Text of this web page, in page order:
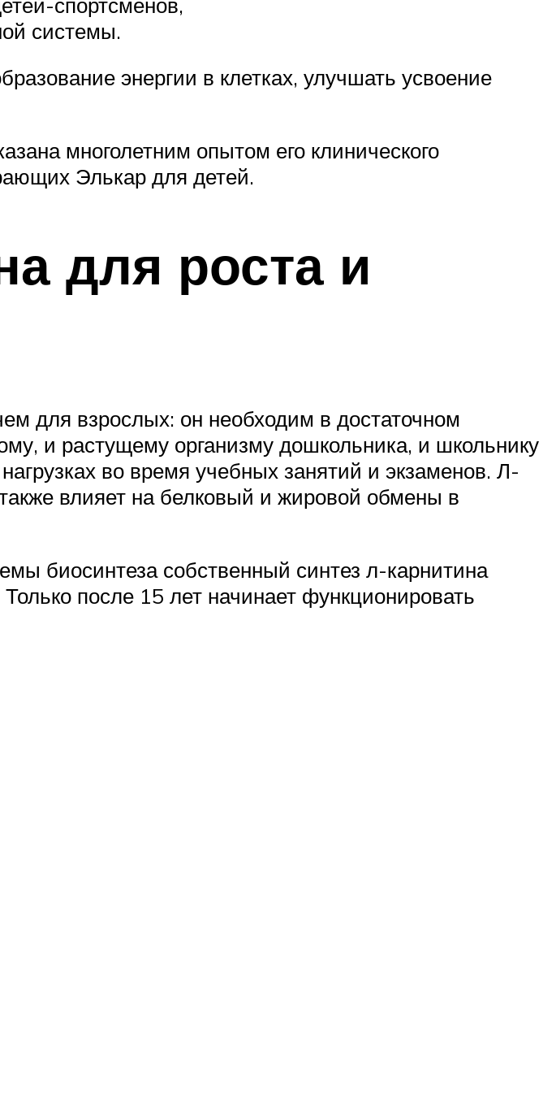
системы.
энергии в клетках, улучшать усвоение
многолетним опытом его клинического
Элькар для детей.
для роста и
для взрослых: он необходим в достаточном
и растущему организму дошкольника, и школьнику
во время учебных занятий и экзаменов. Л-
влияет на белковый и жировой обмены в
биосинтеза собственный синтез л-карнитина
после 15 лет начинает функционировать